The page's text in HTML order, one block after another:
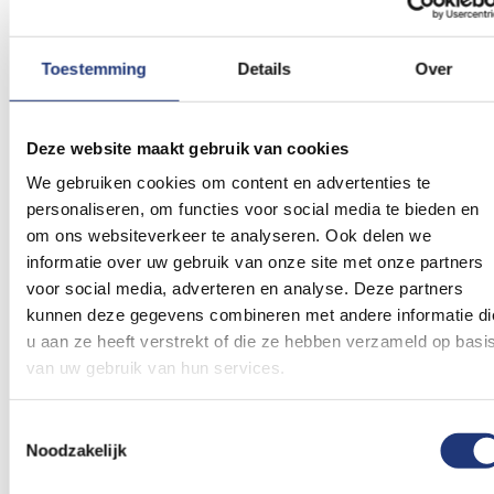
Toestemming Details Over
Deze website maakt gebruik van cookies
We gebruiken cookies om content en advertenties te
personaliseren, om functies voor social media te bieden en
om ons websiteverkeer te analyseren. Ook delen we
informatie over uw gebruik van onze site met onze partners
voor social media, adverteren en analyse. Deze partners
kunnen deze gegevens combineren met andere informatie
u aan ze heeft verstrekt of die ze hebben verzameld op
van uw gebruik van hun services.
Noodzakelijk
Glanspoly 115gr/m2 30x45cm
30x45cm
5,74
Excl. BTW
Voor 16:00 besteld, dezelfde
dag verzonden
In winkelmand
60cm
18,1418,97 -4%
Voor 16:00 besteld, dezelfde
dag verzonden
In winkelmand
Voeg
toe
aan
verlanglijst
Voeg
toe
aan